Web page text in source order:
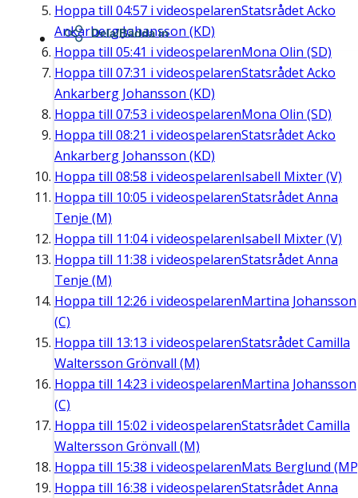
Hoppa till 04:57 i videospelarenStatsrådet Acko
Ankarberg Johansson (KD)
Hoppa till 05:41 i videospelarenMona Olin (SD)
Hoppa till 07:31 i videospelarenStatsrådet Acko
Ankarberg Johansson (KD)
Hoppa till 07:53 i videospelarenMona Olin (SD)
Hoppa till 08:21 i videospelarenStatsrådet Acko
Ankarberg Johansson (KD)
Hoppa till 08:58 i videospelarenIsabell Mixter (V)
Hoppa till 10:05 i videospelarenStatsrådet Anna
Tenje (M)
Hoppa till 11:04i videospelarenIsabell Mixter (V)
Hoppa till 11:38 i videospelarenStatsrådet Anna
Tenje (M)
Hoppa till 12:26 i videospelarenMartina Johansson
(C)
Hoppa till 13:13 i videospelarenStatsrådet Camilla
Waltersson Grönvall (M)
Hoppa till 14:23 i videospelarenMartina Johansson
(C)
Hoppa till 15:02 i videospelarenStatsrådet Camilla
Waltersson Grönvall (M)
Hoppa till 15:38 i videospelarenMats Berglund
Hoppa till 16:38 i videospelarenStatsrådet Anna
Dela/Bädda in